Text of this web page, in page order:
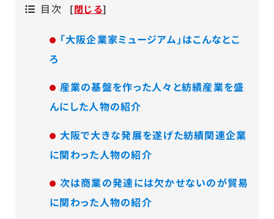
目次 [閉じる]
「大阪企業家ミュージアム」はこんなとこ
ろ
産業の基盤を作った人々と紡績産業を盛
んにした人物の紹介
大阪で大きな発展を遂げた紡績関連企業
に関わった人物の紹介
次は商業の発達には欠かせないのが貿易
に関わった人物の紹介